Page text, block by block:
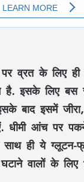
व्रत के लिए
है. इसके लिए
बाद इसमें जीरा,
धीमी आंच पर
ही ये ग्लूटन-
वालों के लिए